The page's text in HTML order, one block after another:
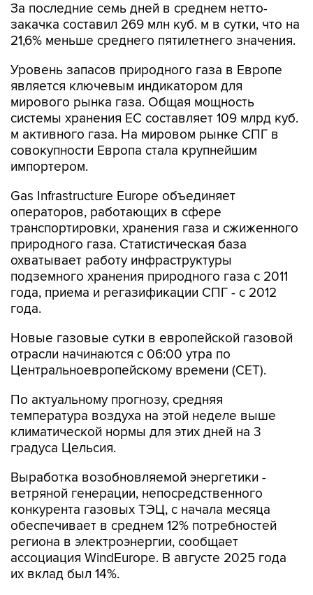
За последние семь дней в среднем нетто-
закачка составил 269 млн куб. м в сутки, что на
21,6% меньше среднего пятилетнего значения.
Уровень запасов природного газа в Европе
является ключевым индикатором для
мирового рынка газа. Общая мощность
системы хранения ЕС составляет 109 млрд куб.
м активного газа. На мировом рынке СПГ в
совокупности Европа стала крупнейшим
импортером.
Gas Infrastructure Europe объединяет
операторов, работающих в сфере
транспортировки, хранения газа и сжиженного
природного газа. Статистическая база
охватывает работу инфраструктуры
подземного хранения природного газа с 2011
года, приема и регазификации СПГ - с 2012
года.
Новые газовые сутки в европейской газовой
отрасли начинаются c 06:00 утра по
Центральноевропейскому времени (CET).
По актуальному прогнозу, средняя
температура воздуха на этой неделе выше
климатической нормы для этих дней на 3
градуса Цельсия.
Выработка возобновляемой энергетики -
ветряной генерации, непосредственного
конкурента газовых ТЭЦ, с начала месяца
обеспечивает в среднем 12% потребностей
региона в электроэнергии, сообщает
ассоциация WindEurope. В августе 2025 года
их вклад был 14%.